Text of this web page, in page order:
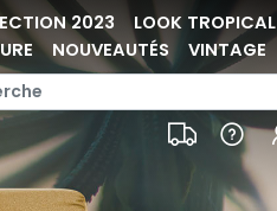
2023 LOOK TROPICAL
NOUVEAUTÉS VINTAGE